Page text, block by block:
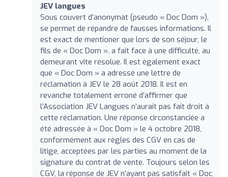
JEV langues
Sous couvert d’anonymat (pseudo « Doc Dom »),
se permet de répandre de fausses informations. Il
est exact de mentioner que lors de son séjour, le
fils de « Doc Dom », a fait face à une difficulté, au
demeurant vite résolue. Il est également exact
que « Doc Dom » a adressé une lettre de
réclamation à JEV le 28 août 2018. Il est en
revanche totalement erroné d’affirmer que
l’Association JEV Langues n’aurait pas fait droit à
cette réclamation. Une réponse circonstanciée a
été adressée à « Doc Dom » le 4 octobre 2018,
conformément aux règles des CGV en cas de
litige, acceptées par les parties au moment de la
signature du contrat de vente. Toujours selon les
CGV, la réponse de JEV n’ayant pas satisfait « Doc